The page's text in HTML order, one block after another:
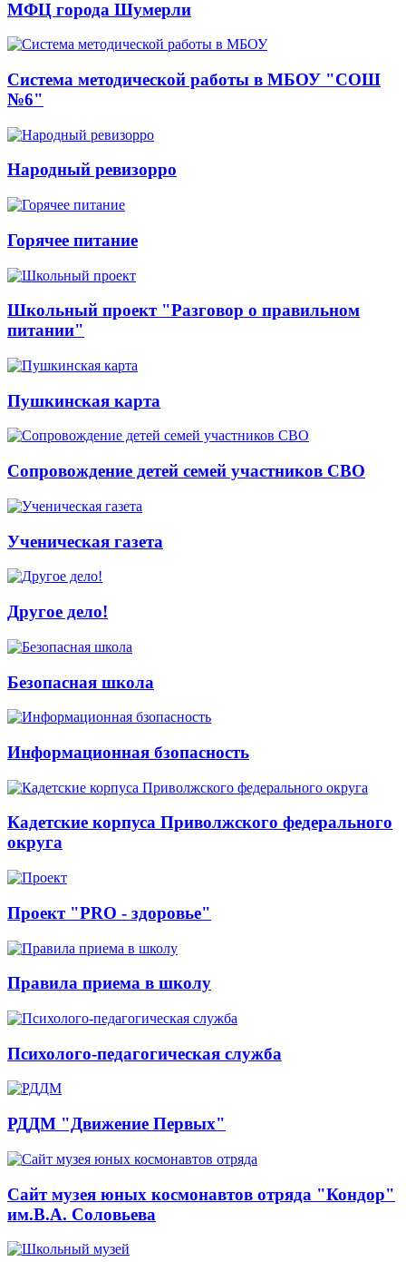
МФЦ города Шумерли
Система методической работы в МБОУ "СОШ
№6"
Народный ревизорро
Горячее питание
Школьный проект "Разговор о правильном
питании"
Пушкинская карта
Сопровождение детей семей участников СВО
Ученическая газета
Другое дело!
Безопасная школа
Информационная бзопасность
Кадетские корпуса Приволжского федерального
округа
Проект "PRO - здоровье"
Правила приема в школу
Психолого-педагогическая служба
РДДМ "Движение Первых"
Сайт музея юных космонавтов отряда "Кондор"
им.В.А. Соловьева